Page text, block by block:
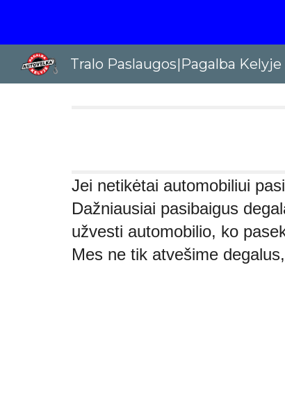
Tralo Paslaugos|Pagalba Kelyje
Jei netikėtai automobiliui
Dažniausiai pasibaigus
užvesti automobilio, ko
Mes ne tik atvešime